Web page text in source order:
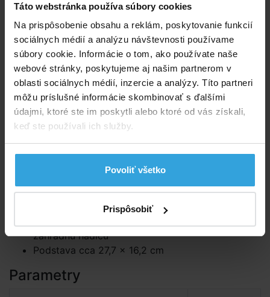
Táto webstránka používa súbory cookies
Na prispôsobenie obsahu a reklám, poskytovanie funkcií
sociálnych médií a analýzu návštevnosti používame
súbory cookie. Informácie o tom, ako používate naše
webové stránky, poskytujeme aj našim partnerom v
oblasti sociálnych médií, inzercie a analýzy. Títo partneri
môžu príslušné informácie skombinovať s ďalšími
údajmi, ktoré ste im poskytli alebo ktoré od vás získali,
keď ste používali ich služby.
Povoliť všetko
Prispôsobiť
Sprcha bola navrhnutá v Rakúsku, je založená na
extrémne minimalistickom, jednoduchom,
priamočiarom dizajnovom jazyku a dokonale zapadá
do súčasnej modernej architektúry budov a bazénovej
krajiny.
Telo sprchy obsahuje 40l zásobník na vodu. Na čelnej
strane sprchy, okrem zmiešavacieho kohútika tiež
nájdete kohútik na oplach nôh.
Technické údaje
Vypúšťacia zátka pre zimné vyprázdňovanie
záhradnú hadicu
Podstava cca 27,7 × 16,2 cm
Parametry